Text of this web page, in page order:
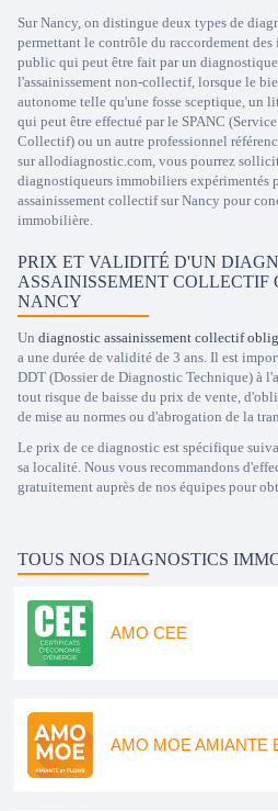
Sur Nancy, on distingue deux types de
permettant le contrôle du raccordement des
public qui peut être fait par un
l'assainissement non-collectif, lorsque le
autonome telle qu'une fosse sceptique, un
qui peut être effectué par le SPANC
Collectif) ou un autre professionnel
sur allodiagnostic.com, vous pourrez
diagnostiqueurs immobiliers expérimentés
assainissement collectif sur Nancy pour
immobilière.
PRIX ET VALIDITÉ D'UN
ASSAINISSEMENT COLLECTIF
NANCY
Un diagnostic assainissement collectif
a une durée de validité de 3 ans. Il est
DDT (Dossier de Diagnostic Technique) à
tout risque de baisse du prix de vente,
de mise au normes ou d'abrogation de la
Le prix de ce diagnostic est spécifique
sa localité. Nous vous recommandons
gratuitement auprès de nos équipes pour
TOUS NOS DIAGNOSTICS
AMO CEE
AMO MOE AMIANTE